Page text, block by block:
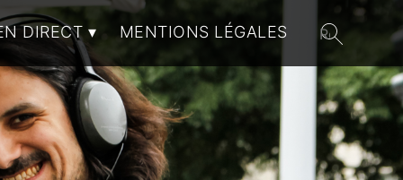
DIRECT MENTIONS LÉGALES